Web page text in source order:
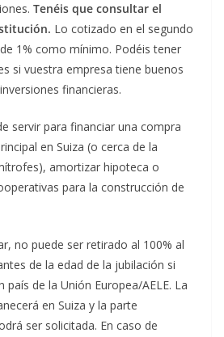
Tenéis que consultar el
Lo cotizado en el segundo
1% como mínimo. Podéis tener
si vuestra empresa tiene buenos
financieras.
servir para financiar una compra
en Suiza (o cerca de la
amortizar hipoteca o
para la construcción de
no puede ser retirado al 100% al
de la edad de la jubilación si
de la Unión Europea/AELE. La
en Suiza y la parte
ser solicitada. En caso de